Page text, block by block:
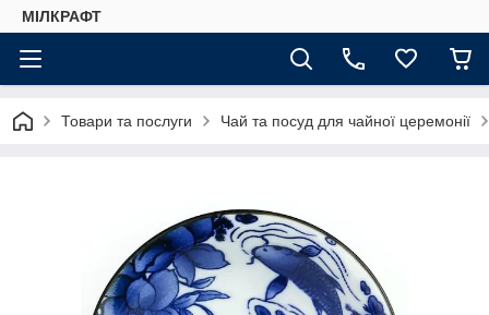
МІЛКРАФТ
Товари та послуги Чай та посуд для чайної церемонії